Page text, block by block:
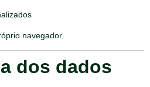
navegador.
dos dados